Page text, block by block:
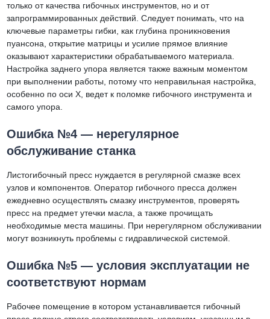
только от качества гибочных инструментов, но и от
запрограммированных действий. Следует понимать, что на
ключевые параметры гибки, как глубина проникновения
пуансона, открытие матрицы и усилие прямое влияние
оказывают характеристики обрабатываемого материала.
Настройка заднего упора является также важным моментом
при выполнении работы, потому что неправильная настройка,
особенно по оси Х, ведет к поломке гибочного инструмента и
самого упора.
Ошибка №4 — нерегулярное
обслуживание станка
Листогибочный пресс нуждается в регулярной смазке всех
узлов и компонентов. Оператор гибочного пресса должен
ежедневно осуществлять смазку инструментов, проверять
пресс на предмет утечки масла, а также прочищать
необходимые места машины. При нерегулярном обслуживании
могут возникнуть проблемы с гидравлической системой.
Ошибка №5 — условия эксплуатации не
соответствуют нормам
Рабочее помещение в котором устанавливается гибочный